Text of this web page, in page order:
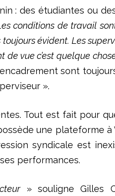
: des étudiantes ou
conditions de travail
évident. Les
vue c’est quelque chose
sont
».
Tout est fait pour
une plateforme
syndicale est
performances.
» souligne Gilles